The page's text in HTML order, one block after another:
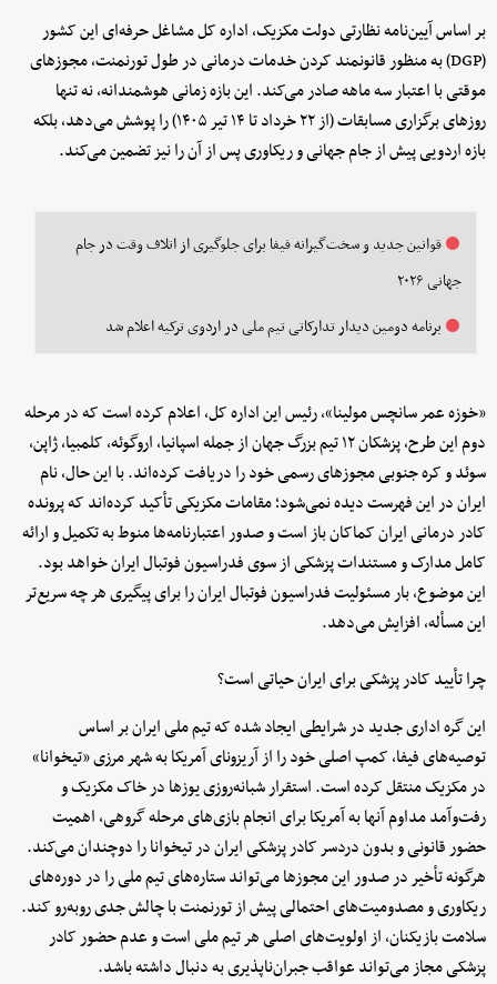
بر اساس آیین‌نامه نظارتی دولت مکزیک، اداره کل مشاغل حرفه‌ای این کشور
(DGP) به منظور قانونمند کردن خدمات درمانی در طول تورنمنت، مجوزهای
موقتی با اعتبار سه ماهه صادر می‌کند. این بازه زمانی هوشمندانه، نه تنها
روزهای برگزاری مسابقات (از ۲۲ خرداد تا ۱۴ تیر ۱۴۰۵) را پوشش می‌دهد، بلکه
بازه اردویی پیش از جام جهانی و ریکاوری پس از آن را نیز تضمین می‌کند.
قوانین جدید و سخت‌گیرانه فیفا برای جلوگیری از اتلاف وقت در جام
جهانی ۲۰۲۶
برنامه دومین دیدار تدارکاتی تیم ملی در اردوی ترکیه اعلام شد
«خوزه عمر سانچس مولینا»، رئیس این اداره کل، اعلام کرده است که در مرحله
دوم این طرح، پزشکان ۱۲ تیم بزرگ جهان از جمله اسپانیا، اروگوئه، کلمبیا، ژاپن،
سوئد و کره جنوبی مجوزهای رسمی خود را دریافت کرده‌اند. با این حال، نام
ایران در این فهرست دیده نمی‌شود؛ مقامات مکزیکی تأکید کرده‌اند که پرونده
کادر درمانی ایران کماکان باز است و صدور اعتبارنامه‌ها منوط به تکمیل و ارائه
کامل مدارک و مستندات پزشکی از سوی فدراسیون فوتبال ایران خواهد بود.
این موضوع، بار مسئولیت فدراسیون فوتبال ایران را برای پیگیری هر چه سریع‌تر
این مسأله، افزایش می‌دهد.
چرا تأیید کادر پزشکی برای ایران حیاتی است؟
این گره اداری جدید در شرایطی ایجاد شده که تیم ملی ایران بر اساس
توصیه‌های فیفا، کمپ اصلی خود را از آریزونای آمریکا به شهر مرزی «تیخوانا»
در مکزیک منتقل کرده است. استقرار شبانه‌روزی یوزها در خاک مکزیک و
رفت‌وآمد مداوم آنها به آمریکا برای انجام بازی‌های مرحله گروهی، اهمیت
حضور قانونی و بدون دردسر کادر پزشکی ایران در تیخوانا را دوچندان می‌کند.
هرگونه تأخیر در صدور این مجوزها می‌تواند ستاره‌های تیم ملی را در دوره‌های
ریکاوری و مصدومیت‌های احتمالی پیش از تورنمنت با چالش جدی روبه‌رو کند.
سلامت بازیکنان، از اولویت‌های اصلی هر تیم ملی است و عدم حضور کادر
پزشکی مجاز می‌تواند عواقب جبران‌ناپذیری به دنبال داشته باشد.